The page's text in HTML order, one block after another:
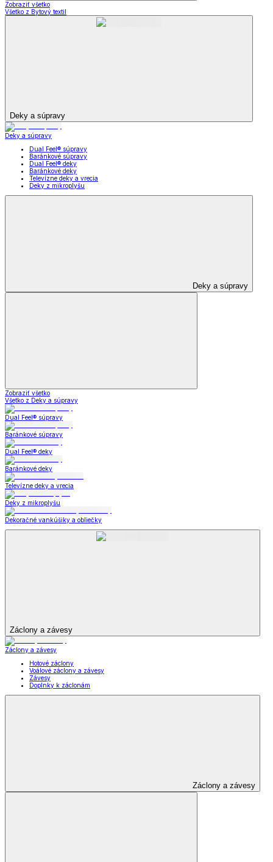
Zobraziť všetko
Všetko z Bytový textil
Deky a súpravy
Deky a súpravy
Dual Feel® súpravy
Baránkové súpravy
Dual Feel® deky
Baránkové deky
Televízne deky a vrecia
Deky z mikroplyšu
Deky a súpravy
Zobraziť všetko
Všetko z Deky a súpravy
Dual Feel® súpravy
Baránkové súpravy
Dual Feel® deky
Baránkové deky
Televízne deky a vrecia
Deky z mikroplyšu
Dekoračné vankúšiky a obliečky
Záclony a závesy
Záclony a závesy
Hotové záclony
Voálové záclony a závesy
Závesy
Doplnky k záclonám
Záclony a závesy